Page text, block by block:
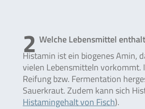
2 Welche Lebensmittel
Histamin ist ein biogenes Amin,
vielen Lebensmitteln vorkommt.
Reifung bzw. Fermentation
Sauerkraut. Zudem kann sich
Histamingehalt von Fisch).